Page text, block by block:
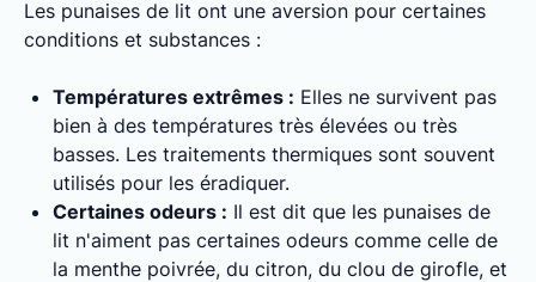
Les punaises de lit ont une aversion pour certaines
conditions et substances :
Températures extrêmes : Elles ne survivent pas
bien à des températures très élevées ou très
basses. Les traitements thermiques sont souvent
utilisés pour les éradiquer.
Certaines odeurs : Il est dit que les punaises de
lit n'aiment pas certaines odeurs comme celle de
la menthe poivrée, du citron, du clou de girofle, et